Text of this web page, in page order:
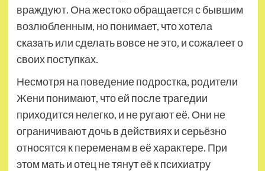
враждуют. Она жестоко обращается с бывшим
возлюбленным, но понимает, что хотела
сказать или сделать вовсе не это, и сожалеет о
своих поступках.
Несмотря на поведение подростка, родители
Жени понимают, что ей после трагедии
приходится нелегко, и не ругают её. Они не
ограничивают дочь в действиях и серьёзно
относятся к переменам в её характере. При
этом мать и отец не тянут её к психиатру